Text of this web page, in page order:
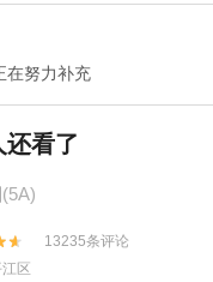
在努力补充
看了
(5A)
13235条评论
区